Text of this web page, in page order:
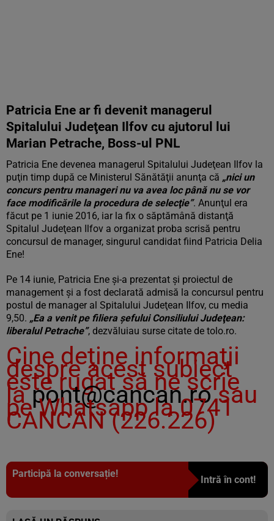
Patricia Ene ar fi devenit managerul
Spitalului Judeţean Ilfov cu ajutorul lui
Marian Petrache, Boss-ul PNL
Patricia Ene devenea managerul Spitalului Judeţean Ilfov la
puţin timp după ce Ministerul Sănătăţii anunţa că „nici un
concurs pentru manageri nu va avea loc până nu se vor
face modificările la procedura de selecţie”. Anunţul era
făcut pe 1 iunie 2016, iar la fix o săptămână distanţă
Spitalul Judeţean Ilfov a organizat proba scrisă pentru
concursul de manager, singurul candidat fiind Patricia Delia
Ene!
Pe 14 iunie, Patricia Ene şi-a prezentat şi proiectul de
management şi a fost declarată admisă la concursul pentru
postul de manager al Spitalului Judeţean Ilfov, cu media
9,50. „Ea a venit pe filiera şefului Consiliului Judeţean:
liberalul Petrache”, dezvăluiau surse citate de tolo.ro.
Cine deţine informaţii
despre acest subiect
este rugat să ne scrie
lapont@cancan.rosau
pe Whatsapp la 0741
CANCAN (226.226)
Participă la conversație!
Intră în cont!